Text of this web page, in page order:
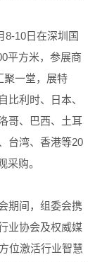
8-10日在深圳国
平方米，参展商
聚一堂，展特
比利时、日本、
哥、巴西、土耳
台湾、香港等20
采购。
期间，组委会携
业协会及权威媒
位激活行业智慧